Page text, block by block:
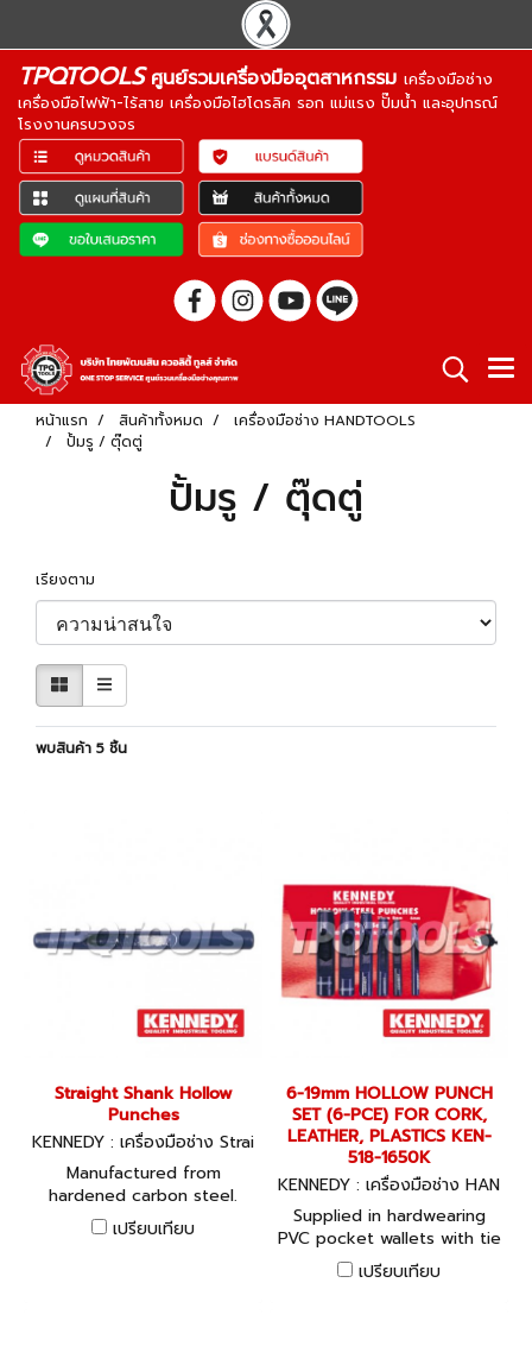
TPQTOOLSศูนย์รวมเครื่องมืออุตสาหกรรม เครื่องมือช่าง
เครื่องมือไฟฟ้า-ไร้สาย เครื่องมือไฮโดรลิค รอก แม่แรง ปั๊มน้ำ และอุปกรณ์
โรงงานครบวงจร
หน้าแรก สินค้าทั้งหมด
เครื่องมือช่าง HANDTOOLS
ปั้มรู / ตุ๊ดตู่
ปั้มรู / ตุ๊ดตู่
เรียงตาม
พบสินค้า 5 ชิ้น
Straight Shank Hollow
Punches
KENNEDY : เครื่องมือช่าง Strai
ght Shank Hollow Punches
Manufactured from
hardened carbon steel.
Through body ejection of
the punched material
เปรียบเทียบ
6-19mm HOLLOW PUNCH
SET (6-PCE) FOR CORK,
LEATHER, PLASTICS KEN-
518-1650K
KENNEDY : เครื่องมือช่าง HAN
DTOOLS
Supplied in hardwearing
PVC pocket wallets with tie
fastening. Manufactured
from hardened carbon
เปรียบเทียบ